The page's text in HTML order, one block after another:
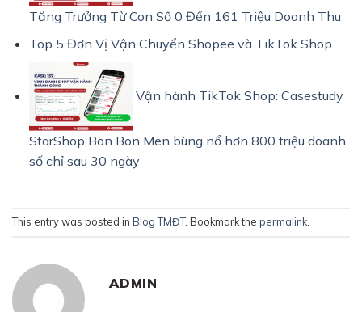
Tăng Trưởng Từ Con Số 0 Đến 161 Triệu Doanh Thu
Top 5 Đơn Vị Vận Chuyển Shopee và TikTok Shop
Vận hành TikTok Shop: Casestudy
StarShop Bon Bon Men bùng nổ hơn 800 triệu doanh
số chỉ sau 30 ngày
This entry was posted in Blog TMĐT. Bookmark the permalink.
ADMIN